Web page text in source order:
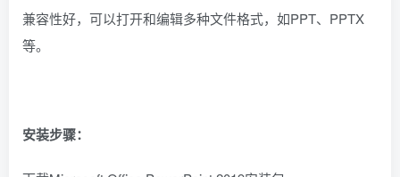
兼容性好，可以打开和编辑多种文件格式，如PPT、PPTX
等。
安装步骤：